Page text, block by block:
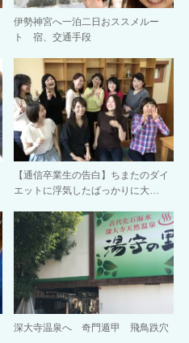
伊勢神宮へ一泊二日おススメルー
ト 宿、交通手段
【通信卒業生の告白】ちまたのダイ
エットに浮気したばっかりに大…
深大寺温泉へ 奇門遁甲 飛鳥跌穴